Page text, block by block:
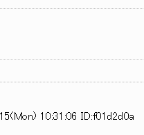
10:31:06 ID:f01d2d0a